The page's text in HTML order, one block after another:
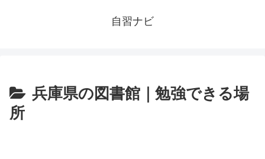
自習ナビ
兵庫県の図書館｜勉強できる場
所